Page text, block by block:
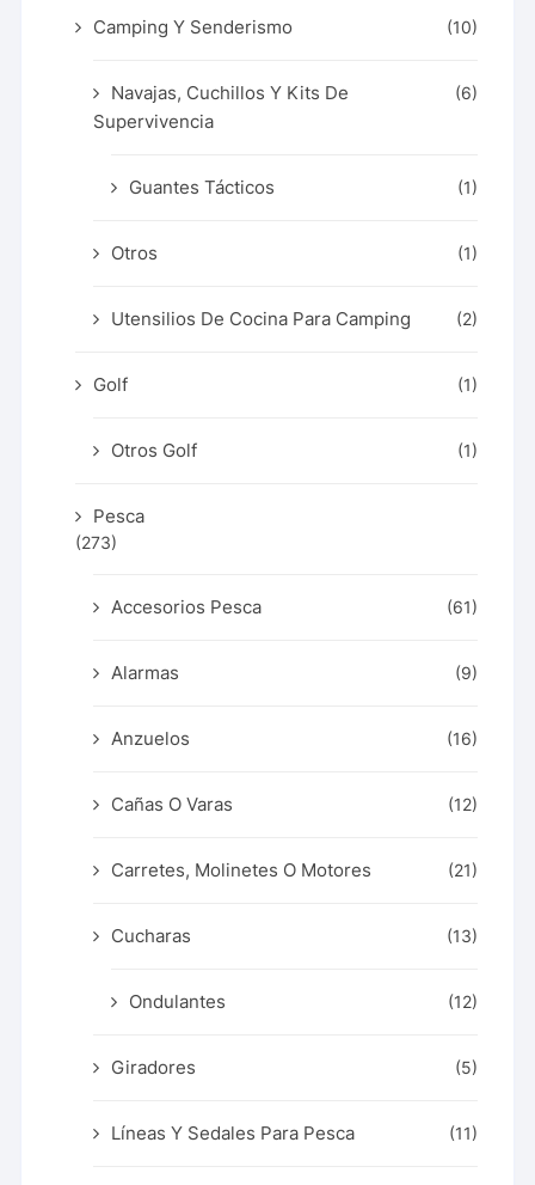
Camping Y Senderismo (10)
Navajas, Cuchillos Y Kits De
Supervivencia
(6)
Guantes Tácticos (1)
Otros (1)
Utensilios De Cocina Para Camping (2)
Golf (1)
Otros Golf (1)
Pesca
(273)
Accesorios Pesca (61)
Alarmas (9)
Anzuelos (16)
Cañas O Varas (12)
Carretes, Molinetes O Motores (21)
Cucharas (13)
Ondulantes (12)
Giradores (5)
Líneas Y Sedales Para Pesca (11)